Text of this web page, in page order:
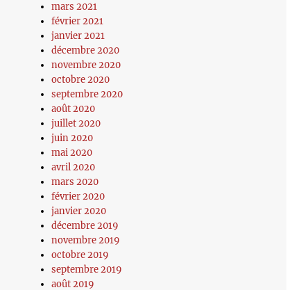
mars 2021
février 2021
janvier 2021
décembre 2020
novembre 2020
octobre 2020
septembre 2020
août 2020
juillet 2020
juin 2020
mai 2020
avril 2020
mars 2020
février 2020
janvier 2020
décembre 2019
novembre 2019
octobre 2019
septembre 2019
août 2019